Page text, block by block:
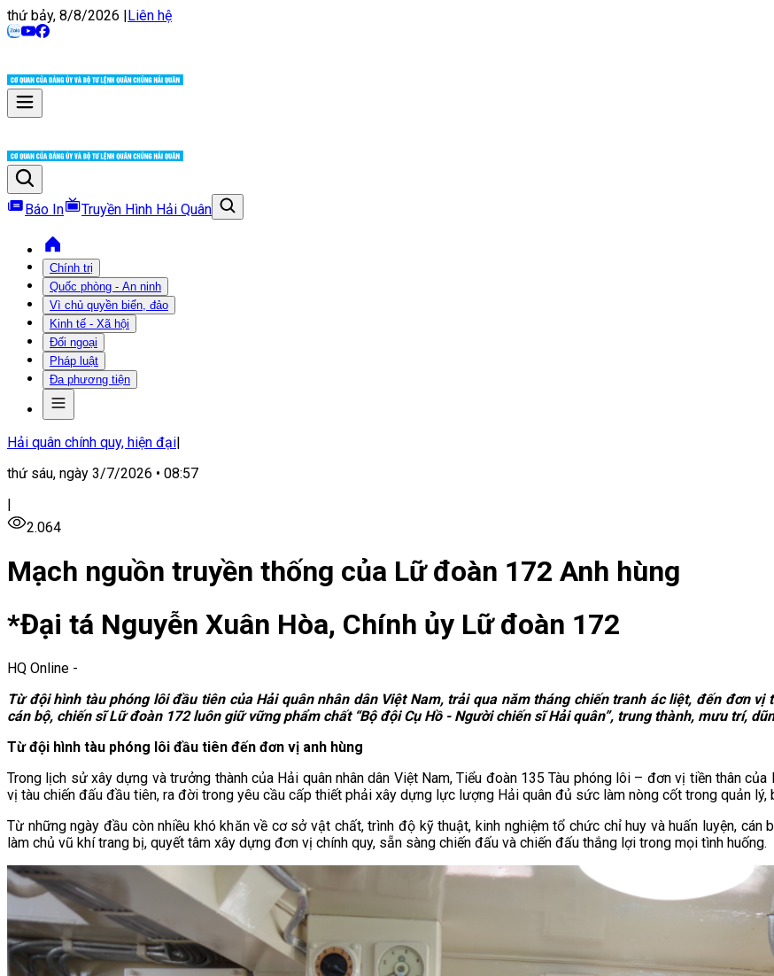
thứ bảy, 8/8/2026 |Liên hệ
Báo In Truyền Hình Hải Quân
Chính trị
Quốc phòng - An ninh
Vì chủ quyền biển, đảo
Kinh tế - Xã hội
Đối ngoại
Pháp luật
Đa phương tiện
Hải quân chính quy, hiện đại|
thứ sáu, ngày 3/7/2026 • 08:57
|
2.064
Mạch nguồn truyền thống của Lữ đoàn 172 Anh hùng
*Đại tá Nguyễn Xuân Hòa, Chính ủy Lữ đoàn 172
HQ Online -
Từ đội hình tàu phóng lôi đầu tiên của Hải quân nhân dân Việt Nam, trải qua năm tháng chiến tranh ác liệt, đến đơn
cán bộ, chiến sĩ Lữ đoàn 172 luôn giữ vững phẩm chất “Bộ đội Cụ Hồ - Người chiến sĩ Hải quân”, trung thành, mưu trí,
Từ đội hình tàu phóng lôi đầu tiên đến đơn vị anh hùng
Trong lịch sử xây dựng và trưởng thành của Hải quân nhân dân Việt Nam, Tiểu đoàn 135 Tàu phóng lôi – đơn vị tiền thân
vị tàu chiến đấu đầu tiên, ra đời trong yêu cầu cấp thiết phải xây dựng lực lượng Hải quân đủ sức làm nòng cốt trong quản lý,
Từ những ngày đầu còn nhiều khó khăn về cơ sở vật chất, trình độ kỹ thuật, kinh nghiệm tổ chức chỉ huy và huấn luyện,
làm chủ vũ khí trang bị, quyết tâm xây dựng đơn vị chính quy, sẵn sàng chiến đấu và chiến đấu thắng lợi trong mọi tình huống.